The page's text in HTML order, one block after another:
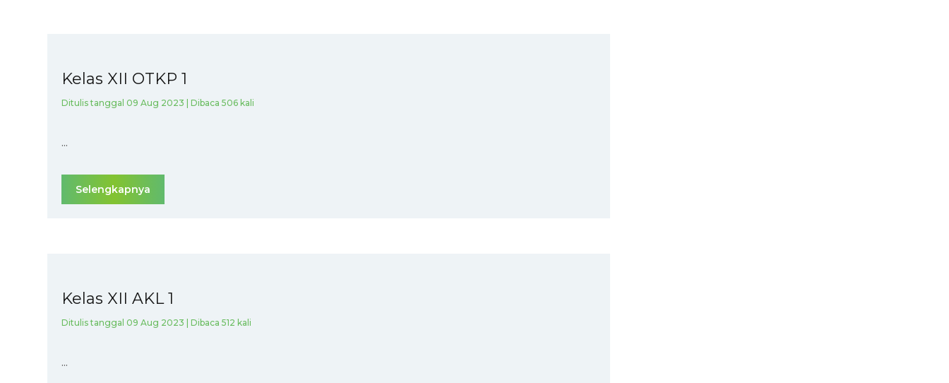
Kelas XII OTKP 1
Ditulis tanggal 09 Aug 2023 | Dibaca 506 kali
...
Selengkapnya
Kelas XII AKL 1
Ditulis tanggal 09 Aug 2023 | Dibaca 512 kali
...